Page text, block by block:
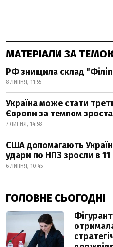
МАТЕРІАЛИ ЗА
РФ знищила склад
8 ЛИПНЯ, 11:55
Україна може стати
Європи за темпом
7 ЛИПНЯ, 14:58
США допомагають
удари по НПЗ зросли в 11
6 ЛИПНЯ, 10:45
ГОЛОВНЕ СЬОГОДНІ